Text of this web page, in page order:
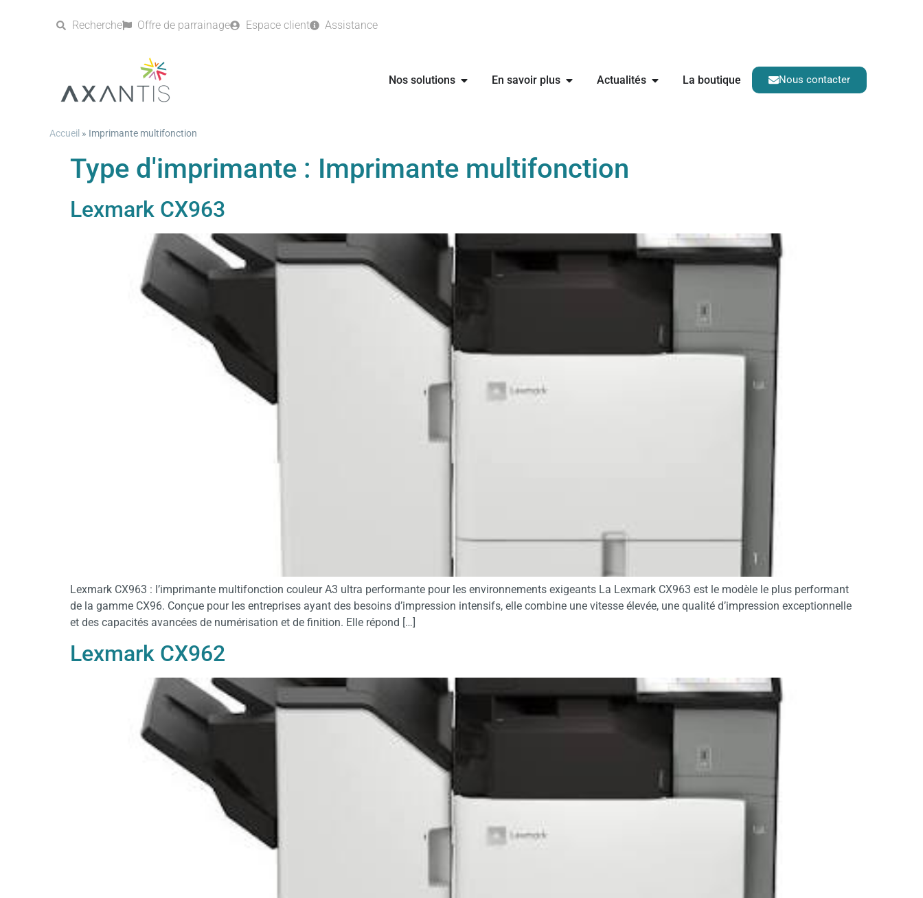
Recherche Offre de parrainage Espace client Assistance
Nos solutions En savoir plus Actualités La boutique Nous contacter
Accueil » Imprimante multifonction
Type d'imprimante : Imprimante multifonction
Lexmark CX963
Lexmark CX963 : l’imprimante multifonction couleur A3 ultra performante pour les environnements exigeants La Lexmark CX963 est le modèle le plus performant
de la gamme CX96. Conçue pour les entreprises ayant des besoins d’impression intensifs, elle combine une vitesse élevée, une qualité d’impression exceptionnelle
et des capacités avancées de numérisation et de finition. Elle répond […]
Lexmark CX962